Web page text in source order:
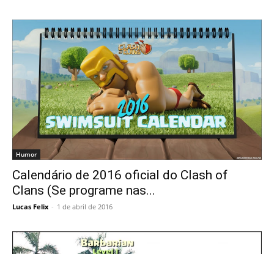
Humor
Calendário de 2016 oficial do Clash of
Clans (Se programe nas...
Lucas Felix - 1 de abril de 2016